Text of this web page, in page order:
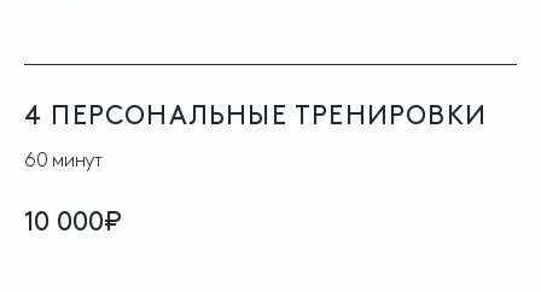
4 ПЕРСОНАЛЬНЫЕ ТРЕНИРОВКИ
60 минут
10 000₽